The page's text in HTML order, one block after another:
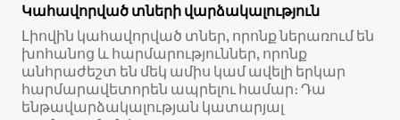
Կահավորված տների վարձակալություն
Լիովին կահավորված տներ, որոնք ներառում են
խոհանոց և հարմարություններ, որոնք
անհրաժեշտ են մեկ ամիս կամ ավելի երկար
հարմարավետորեն ապրելու համար։ Դա
ենթավարձակալության կատարյալ